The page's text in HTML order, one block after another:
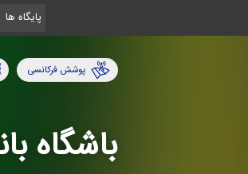
پایگاه ها
پوشش فرکانسی
باشگاه